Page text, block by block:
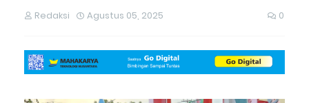
Redaksi Agustus 05, 2025 0